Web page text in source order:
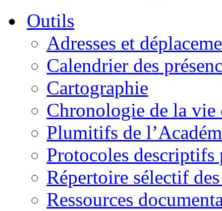
Outils
Adresses et
Calendrier des
Cartographie
Chronologie de la vie
Plumitifs de
Protocoles descriptifs
Répertoire sélectif
Ressources